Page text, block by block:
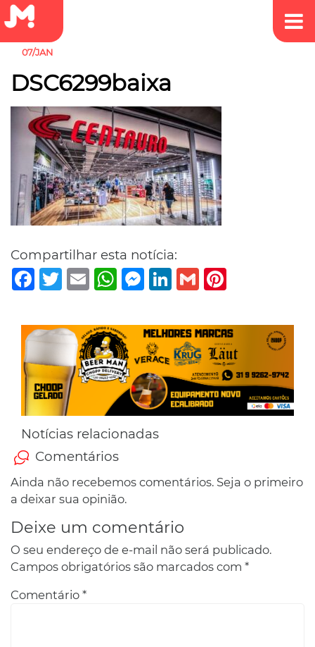
07/JAN
DSC6299baixa
Compartilhar esta notícia:
Facebook
TwitterEmail WhatsAppMessenger
LinkedIn
Gmail
Notícias relacionadas
Comentários
Ainda não recebemos comentários. Seja o primeiro
a deixar sua opinião.
Deixe um comentário
O seu endereço de e-mail não será publicado.
Campos obrigatórios são marcados com *
Comentário *